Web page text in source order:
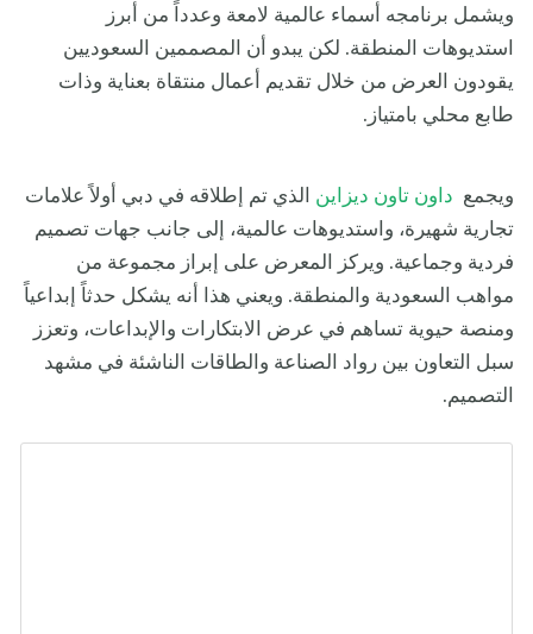
ويشمل برنامجه أسماء عالمية لامعة وعدداً من أبرز
استديوهات المنطقة. لكن يبدو أن المصممين السعوديين
يقودون العرض من خلال تقديم أعمال منتقاة بعناية وذات
طابع محلي بامتياز.
ويجمع داون تاون ديزاين الذي تم إطلاقه في دبي أولاً علامات
تجارية شهيرة، واستديوهات عالمية، إلى جانب جهات تصميم
فردية وجماعية. ويركز المعرض على إبراز مجموعة من
مواهب السعودية والمنطقة. ويعني هذا أنه يشكل حدثاً إبداعياً
ومنصة حيوية تساهم في عرض الابتكارات والإبداعات، وتعزز
سبل التعاون بين رواد الصناعة والطاقات الناشئة في مشهد
التصميم.